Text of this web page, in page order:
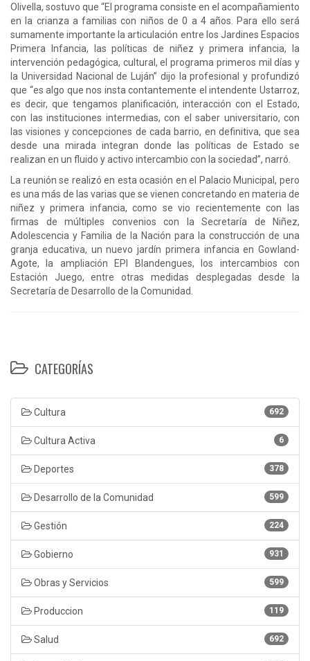
Olivella, sostuvo que “El programa consiste en el acompañamiento
en la crianza a familias con niños de 0 a 4 años. Para ello será
sumamente importante la articulación entre los Jardines Espacios
Primera Infancia, las políticas de niñez y primera infancia, la
intervención pedagógica, cultural, el programa primeros mil días y
la Universidad Nacional de Luján” dijo la profesional y profundizó
que “es algo que nos insta contantemente el intendente Ustarroz,
es decir, que tengamos planificación, interacción con el Estado,
con las instituciones intermedias, con el saber universitario, con
las visiones y concepciones de cada barrio, en definitiva, que sea
desde una mirada integran donde las políticas de Estado se
realizan en un fluido y activo intercambio con la sociedad”, narró.
La reunión se realizó en esta ocasión en el Palacio Municipal, pero
es una más de las varias que se vienen concretando en materia de
niñez y primera infancia, como se vio recientemente con las
firmas de múltiples convenios con la Secretaría de Niñez,
Adolescencia y Familia de la Nación para la construcción de una
granja educativa, un nuevo jardín primera infancia en Gowland-
Agote, la ampliación EPI Blandengues, los intercambios con
Estación Juego, entre otras medidas desplegadas desde la
Secretaría de Desarrollo de la Comunidad.
CATEGORÍAS
692
Cultura
6
Cultura Activa
378
Deportes
599
Desarrollo de la Comunidad
224
Gestión
931
Gobierno
599
Obras y Servicios
119
Produccion
692
Salud